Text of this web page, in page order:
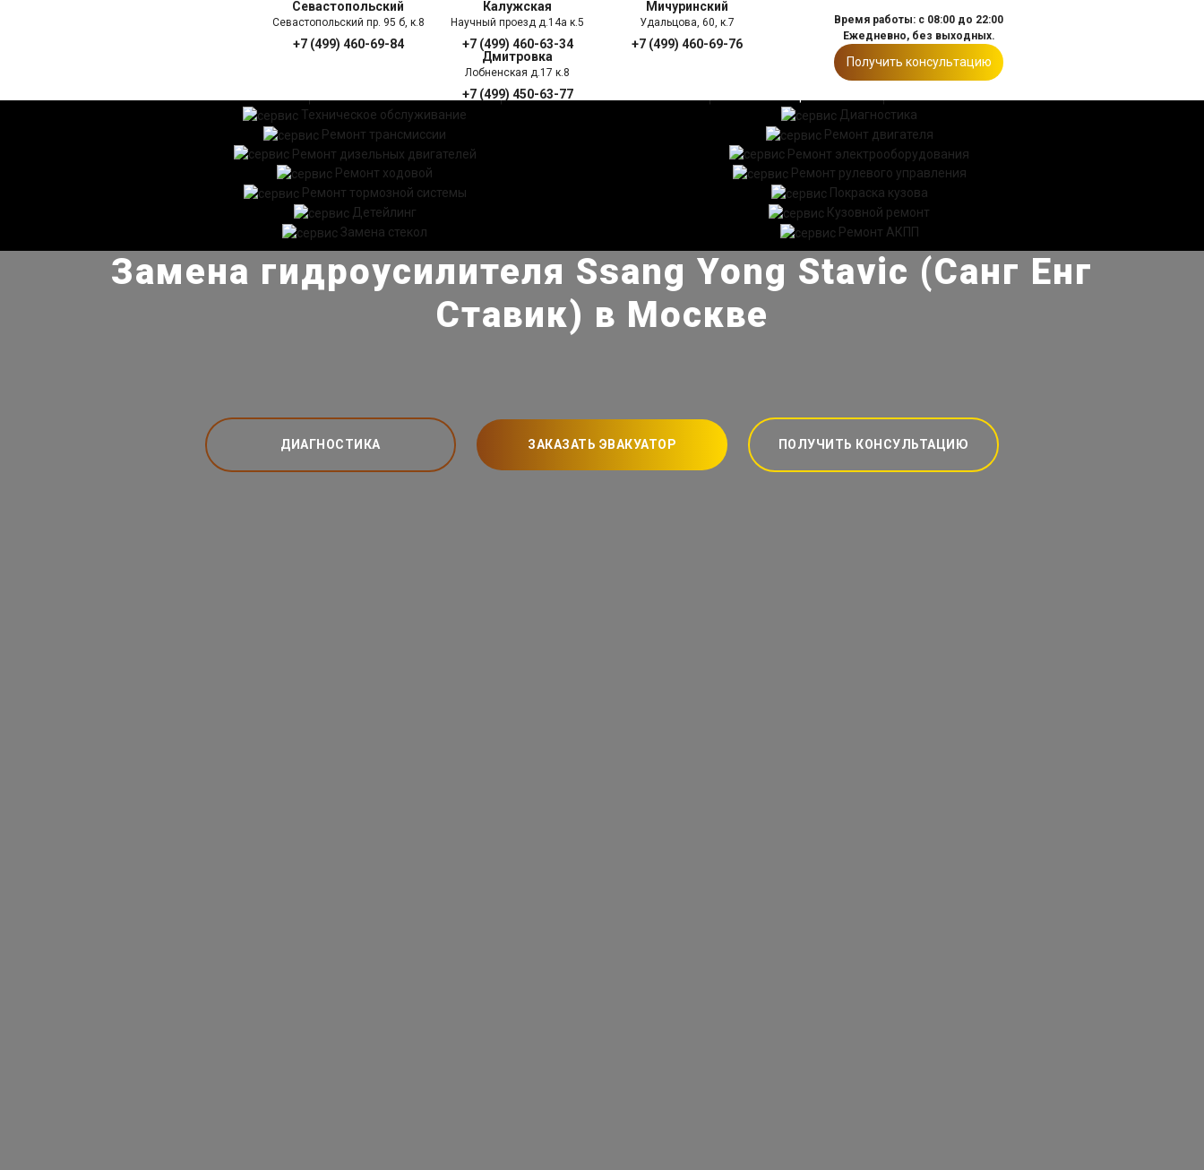
Севастопольский
Севастопольский пр. 95 б, к.8
+7 (499) 460-69-84
Калужская
Научный проезд д.14а к.5
+7 (499) 460-63-34
Мичуринский
Удальцова, 60, к.7
+7 (499) 460-69-76
Дмитровка
Лобненская д.17 к.8
+7 (499) 450-63-77
Время работы: с 08:00 до 22:00
Ежедневно, без выходных.
Получить консультацию
ПРАЙС ЛИСТ
Техническое обслуживание
Диагностика
Ремонт трансмиссии
Ремонт двигателя
Ремонт дизельных двигателей
Ремонт электрооборудования
Ремонт ходовой
Ремонт рулевого управления
Ремонт тормозной системы
Покраска кузова
Детейлинг
Кузовной ремонт
Замена стекол
Ремонт АКПП
Замена гидроусилителя Ssang Yong Stavic (Санг Енг
Ставик) в Москве
ДИАГНОСТИКА ЗАКАЗАТЬ ЭВАКУАТОР ПОЛУЧИТЬ КОНСУЛЬТАЦИЮ